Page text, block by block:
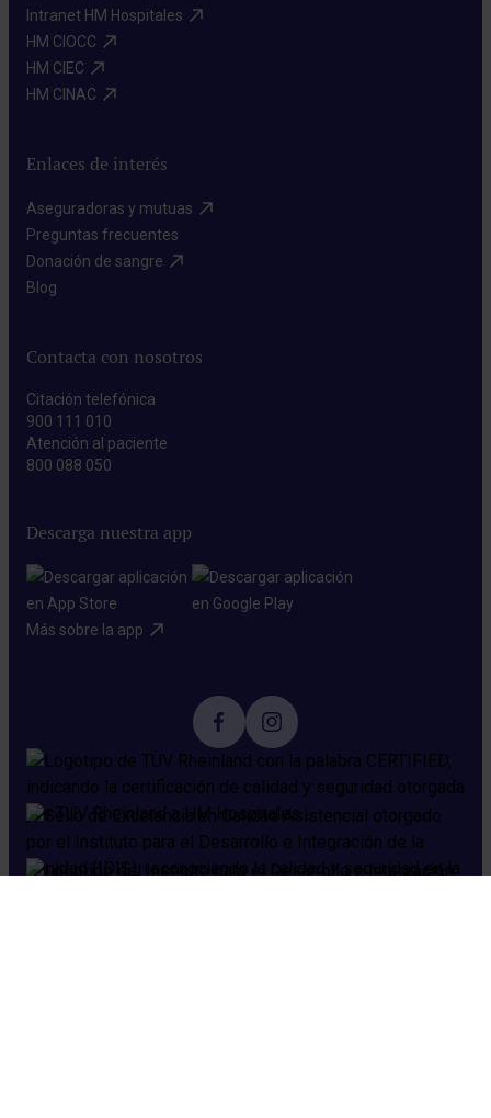
Intranet HM Hospitales​
HM CIOCC​
HM CIEC​
HM CINAC​
Enlaces de interés
Aseguradoras y mutuas​
Preguntas frecuentes​
Donación de sangre​
Blog​
Contacta con nosotros
Citación telefónica
900 111 010
Atención al paciente
800 088 050
Descarga nuestra app
Más sobre la app​